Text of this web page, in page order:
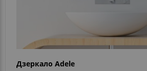
Дзеркало Adele